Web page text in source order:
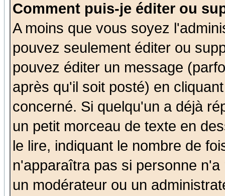
Comment puis-je éditer ou
A moins que vous soyez
pouvez seulement éditer ou
pouvez éditer un message
après qu'il soit posté) en
concerné. Si quelqu'un a déjà
un petit morceau de texte en
le lire, indiquant le nombre de
n'apparaîtra pas si personne
un modérateur ou un